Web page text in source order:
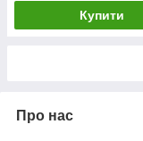
Купити
Про нас